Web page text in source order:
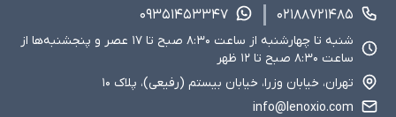
۰۲۱۸۸۷۲۱۴۸۵
۰۹۳۵۱۴۵۳۳۴۷
شنبه تا چهارشنبه از ساعت ۸:۳۰ صبح تا ۱۷ عصر و پنجشنبه‌ها از
ساعت ۸:۳۰ صبح تا ۱۲ ظهر
تهران، خیابان وزرا، خیابان بیستم (رفیعی)، پلاک ۱۰
info@lenoxio.com